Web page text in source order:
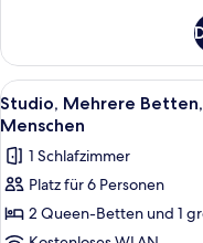
Mehrere
Betten
Alle
Fotos
für
Studio,
Mehrere
Betten,
5
Studio, Mehrere
Menschen
1 Schlafzimmer
Platz für 6 Personen
2 Queen-Betten und 1